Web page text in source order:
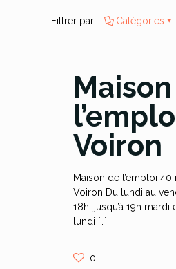
Filtrer par Catégories
Voiron
Maison de l’emploi
Voiron Du lundi au
18h, jusqu’à 19h
lundi […]
0